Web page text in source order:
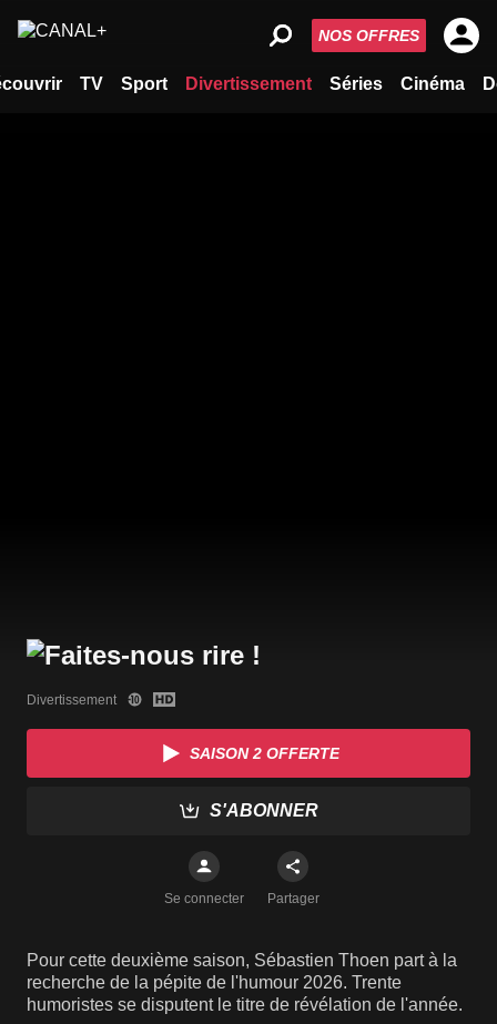
TV Sport Divertissement Séries Cinéma
NOS OFFRES
Divertissement
SAISON 2 OFFERTE
S'ABONNER
Se connecter Partager
Pour cette deuxième saison, Sébastien Thoen part à la
recherche de la pépite de l'humour 2026. Trente
humoristes se disputent le titre de révélation de l'année.